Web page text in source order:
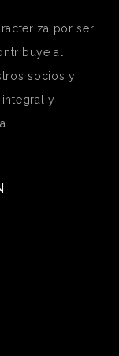
por ser,
al
socios y
y